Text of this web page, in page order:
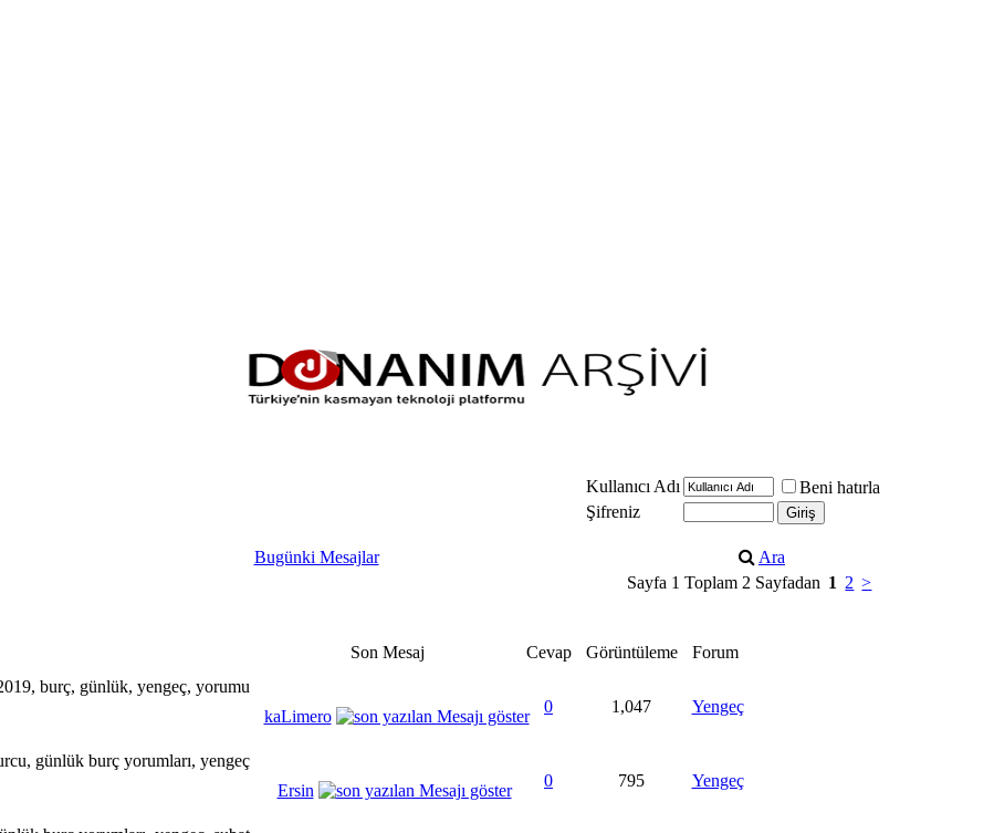
Kullanıcı Adı
Beni hatırla
Şifreniz
Bugünki Mesajlar
Ara
Sayfa 1 Toplam 2 Sayfadan 1 2 >
Son Mesaj Cevap Görüntüleme
Forum
kaLimero
0 1,047 Yengeç
Ersin
0 795 Yengeç